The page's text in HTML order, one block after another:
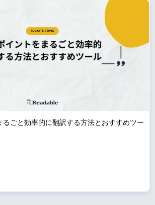
るごと効率的に翻訳する方法とおすすめツー